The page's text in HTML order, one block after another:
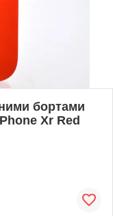
бортами
Xr Red